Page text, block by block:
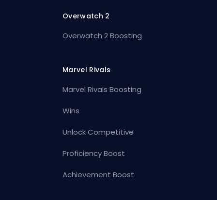
Overwatch 2
Overwatch 2 Boosting
Marvel Rivals
Marvel Rivals Boosting
Wins
Unlock Competitive
Proficiency Boost
Achievement Boost